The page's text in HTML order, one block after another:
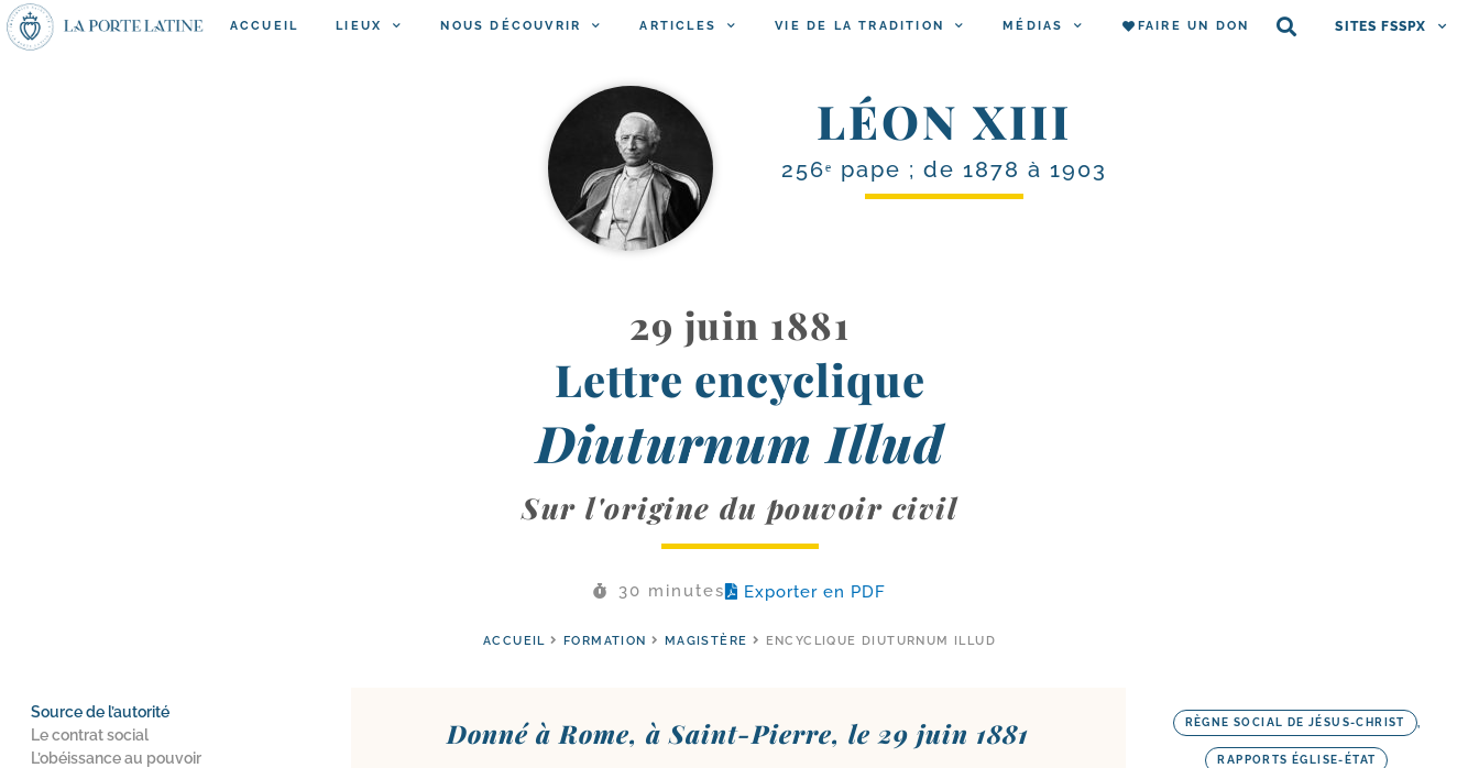
ACCUEIL LIEUX NOUS DÉCOUVRIR ARTICLES VIE DE LA TRADITION MÉDIAS FAIRE UN DON SITES FSSPX
LÉON XIII
256ᵉ pape ; de 1878 à 1903
29 juin 1881
Lettre encyclique
Diuturnum Illud
Sur l'origine du pouvoir civil
30 minutes Exporter en PDF
ACCUEIL FORMATION MAGISTÈRE ENCYCLIQUE DIUTURNUM ILLUD
Source de l’autorité
Le contrat social
L’obéissance au pouvoir
Donné à Rome, à Saint-​Pierre, le 29 juin 1881
RÈGNE SOCIAL DE JÉSUS-CHRIST ,
RAPPORTS ÉGLISE-ÉTAT